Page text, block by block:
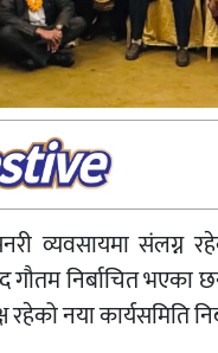
व्यवसायमा संलग्न
गौतम निर्बाचित
नया कार्यसमिति